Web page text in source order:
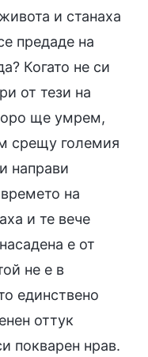
и станаха
предаде на
Когато не си
от тези на
ще умрем,
срещу големия
направи
на
и те вече
е от
не е в
единствено
оттук
покварен нрав.